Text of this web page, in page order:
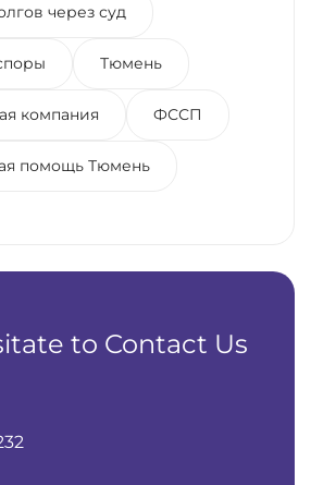
через суд
Тюмень
компания ФССП
помощь Тюмень
to Contact Us